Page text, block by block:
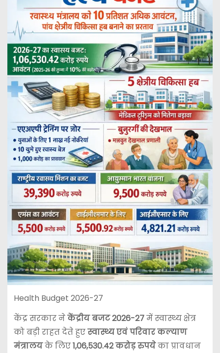
Health Budget 2026-27
केंद्र सरकार नेकेंद्रीय बजट 2026-27में स्वास्थ्य क्षेत्र
को बड़ी राहत देते हुएस्वास्थ्य एवं परिवार कल्याण
मंत्रालयके लिए1,06,530.42 करोड़ रुपयेका प्रावधान